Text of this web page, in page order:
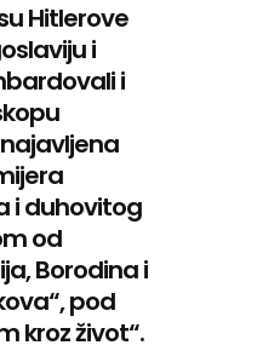
Hitlerove
i
i
i duhovitog
od
Borodina i
pod
kroz život“.